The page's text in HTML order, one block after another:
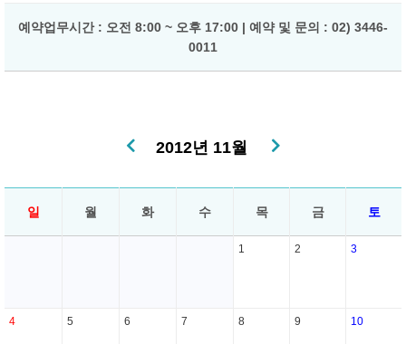
예약업무시간 : 오전 8:00 ~ 오후 17:00 | 예약 및 문의 : 02) 3446-
0011
2012년 11월
일 월 화 수 목 금 토
1 2 3
4 5 6 7 8 9 10